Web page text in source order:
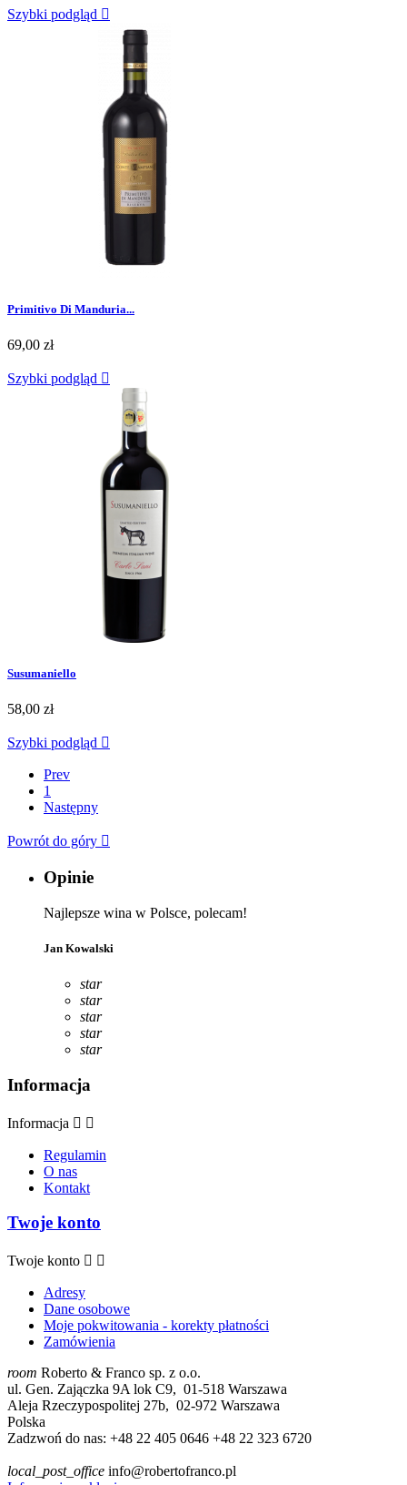
Szybki podgląd 
Primitivo Di Manduria...
69,00 zł
Szybki podgląd 
Susumaniello
58,00 zł
Szybki podgląd 
Prev
1
Następny
Powrót do góry 
Opinie
Najlepsze wina w Polsce, polecam!
Jan Kowalski
star
star
star
star
star
Informacja
Informacja  
Regulamin
O nas
Kontakt
Twoje konto
Twoje konto  
Adresy
Dane osobowe
Moje pokwitowania - korekty płatności
Zamówienia
room Roberto & Franco sp. z o.o.
ul. Gen. Zajączka 9A lok C9, 01-518 Warszawa
Aleja Rzeczypospolitej 27b, 02-972 Warszawa
Polska
Zadzwoń do nas: +48 22 405 0646 +48 22 323 6720
local_post_office info@robertofranco.pl